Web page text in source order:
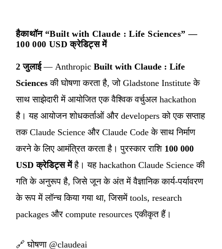
हैकाथॉन “Built with Claude : Life Sciences” —
100 000 USD क्रेडिट्स में
2 जुलाई— Anthropic Built with Claude : Life
Sciences की घोषणा करता है, जो Gladstone Institute के
साथ साझेदारी में आयोजित एक वैश्विक वर्चुअल hackathon
है। यह आयोजन शोधकर्ताओं और developers को एक सप्ताह
तक Claude Science और Claude Code के साथ निर्माण
करने के लिए आमंत्रित करता है। पुरस्कार राशि 100 000
USD क्रेडिट्स मेंहै। यह hackathon Claude Science की
गति के अनुरूप है, जिसे जून के अंत में वैज्ञानिक कार्य-पर्यावरण
के रूप में लॉन्च किया गया था, जिसमें tools, research
packages और compute resources एकीकृत हैं।
🔗घोषणा @claudeai